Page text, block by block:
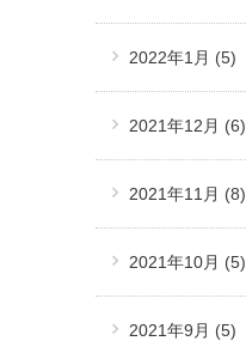
2022年1月 (5)
2021年12月 (6)
2021年11月 (8)
2021年10月 (5)
2021年9月 (5)